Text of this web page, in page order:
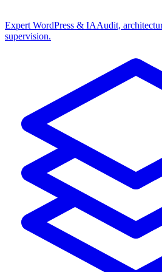
Expert WordPress & IAAudit,
supervision.